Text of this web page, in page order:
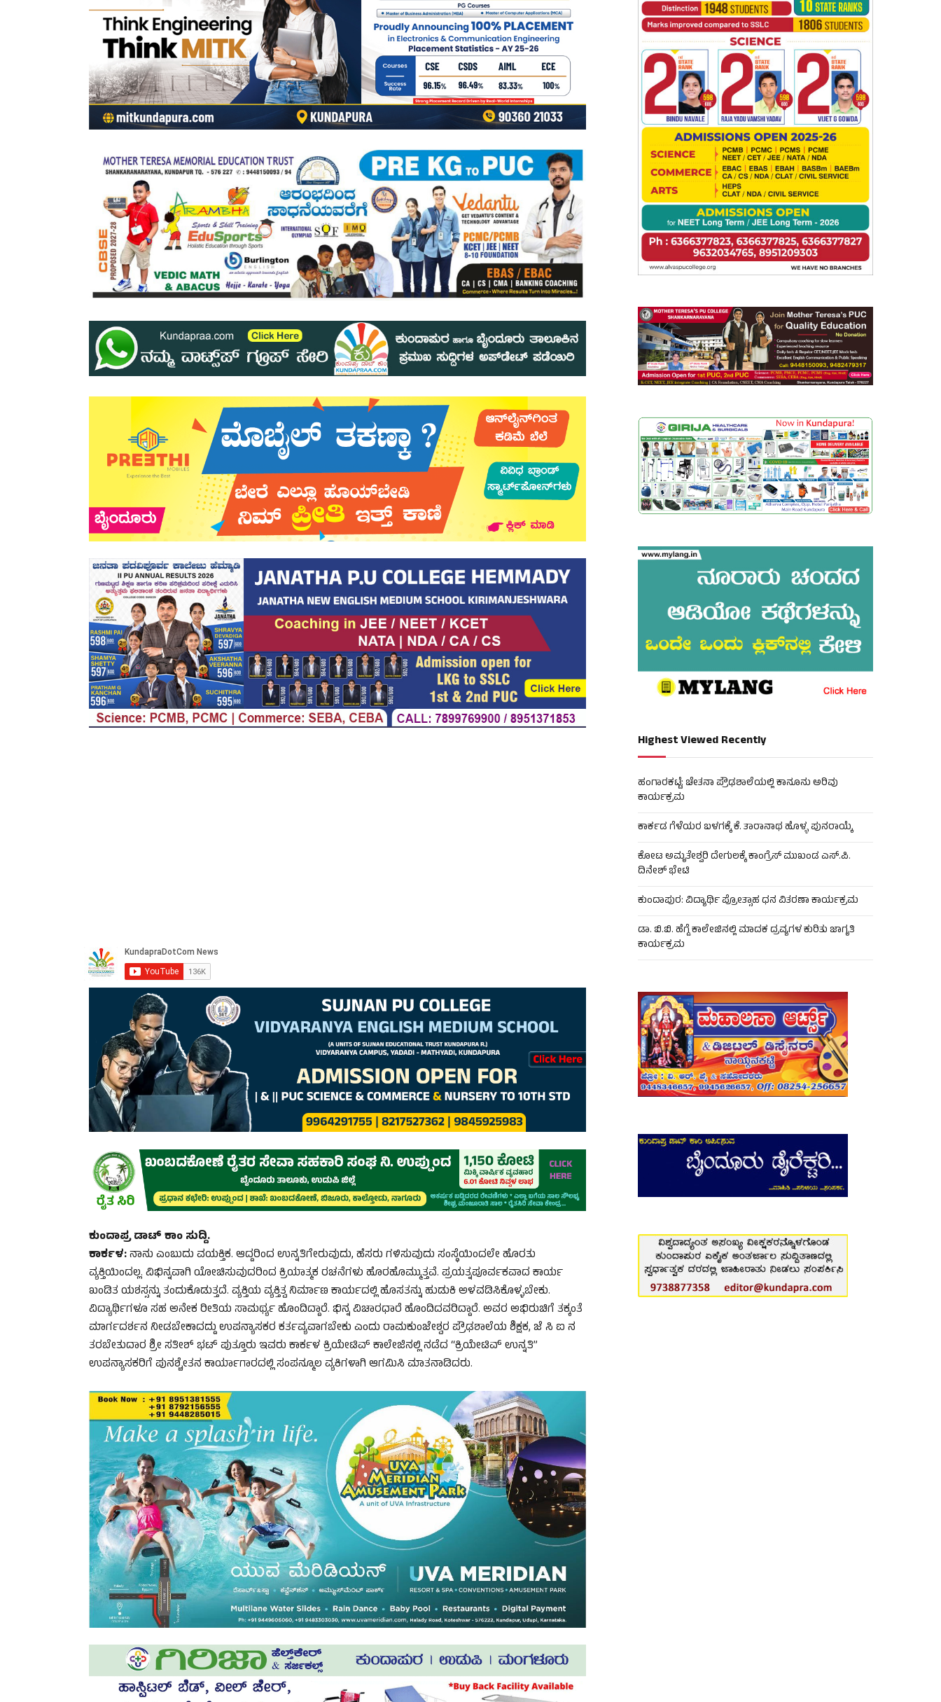
ಕುಂದಾಪ್ರ ಡಾಟ್ ಕಾಂ ಸುದ್ದಿ.
ಕಾರ್ಕಳ:ನಾನು ಎಂಬುದು ವಯಕ್ತಿಕ. ಆದ್ದರಿಂದ ಉನ್ನತಿಗೇರುವುದು, ಹೆಸರು ಗಳಿಸುವುದು ಸಂಸ್ಥೆಯಿಂದಲೇ ಹೊರತು
ವ್ಯಕ್ತಿಯಿಂದಲ್ಲ. ವಿಭಿನ್ನವಾಗಿ ಯೋಚಿಸುವುದರಿಂದ ಕ್ರಿಯಾತ್ಮಕ ರಚನೆಗಳು ಹೊರಹೊಮ್ಮುತ್ತವೆ. ಪ್ರಯತ್ನಪೂರ್ವಕವಾದ ಕಾರ್ಯ
ಖಂಡಿತ ಯಶಸ್ಸನ್ನು ತಂದುಕೊಡುತ್ತದೆ. ವ್ಯಕ್ತಿಯ ವ್ಯಕ್ತಿತ್ವ ನಿರ್ಮಾಣ ಕಾರ್ಯದಲ್ಲಿ ಹೊಸತನ್ನು ಹುಡುಕಿ ಅಳವಡಿಸಿಕೊಳ್ಳಬೇಕು.
ವಿದ್ಯಾರ್ಥಿಗಳೂ ಸಹ ಅನೇಕ ರೀತಿಯ ಸಾಮರ್ಥ್ಯ ಹೊಂದಿದ್ದಾರೆ. ಭಿನ್ನ ವಿಚಾರಧಾರೆ ಹೊಂದಿದವರಿದ್ದಾರೆ. ಅವರ ಅಭಿರುಚಿಗೆ ತಕ್ಕಂತೆ
ಮಾರ್ಗದರ್ಶನ ನೀಡಬೇಕಾದದ್ದು ಉಪನ್ಯಾಸಕರ ಕರ್ತವ್ಯವಾಗಬೇಕು ಎಂದು ರಾಮಕುಂಜೇಶ್ವರ ಪ್ರೌಢಶಾಲೆಯ ಶಿಕ್ಷಕ, ಜೆ ಸಿ ಐ ನ
ತರಬೇತುದಾರ ಶ್ರೀ ಸತೀಶ್‌ ಭಟ್‌ ಪುತ್ತೂರು ಇವರು ಕಾರ್ಕಳ ಕ್ರಿಯೇಟಿವ್‌ ಕಾಲೇಜಿನಲ್ಲಿ ನಡೆದ “ಕ್ರಿಯೇಟಿವ್‌ ಉನ್ನತಿ”
ಉಪನ್ಯಾಸಕರಿಗೆ ಪುನಶ್ಚೇತನ ಕಾರ್ಯಾಗಾರದಲ್ಲಿ ಸಂಪನ್ಮೂಲ ವ್ಯಕಿಗಳಾಗಿ ಆಗಮಿಸಿ ಮಾತನಾಡಿದರು.
Highest Viewed Recently
ಹಂಗಾರಕಟ್ಟೆ: ಚೇತನಾ ಪ್ರೌಢಶಾಲೆಯಲ್ಲಿ ಕಾನೂನು ಅರಿವು
ಕಾರ್ಯಕ್ರಮ
ಕಾರ್ಕಡ ಗೆಳೆಯರ ಬಳಗಕ್ಕೆ ಕೆ. ತಾರಾನಾಥ ಹೊಳ್ಳ ಪುನರಾಯ್ಕೆ
ಕೋಟ ಅಮೃತೇಶ್ವರಿ ದೇಗುಲಕ್ಕೆ ಕಾಂಗ್ರೆಸ್ ಮುಖಂಡ ಎಸ್.ಪಿ.
ದಿನೇಶ್ ಭೇಟಿ
ಕುಂದಾಪುರ: ವಿದ್ಯಾರ್ಥಿ ಪ್ರೋತ್ಸಾಹ ಧನ ವಿತರಣಾ ಕಾರ್ಯಕ್ರಮ
ಡಾ. ಬಿ.ಬಿ. ಹೆಗ್ಡೆ ಕಾಲೇಜಿನಲ್ಲಿ ಮಾದಕ ದ್ರವ್ಯಗಳ ಕುರಿತು ಜಾಗೃತಿ
ಕಾರ್ಯಕ್ರಮ